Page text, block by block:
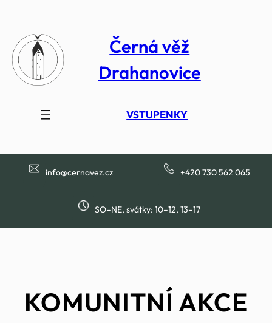
obsah
Černá věž
Drahanovice
VSTUPENKY
info@cernavez.cz +420 730 562 065
SO–NE, svátky: 10–12, 13–17
KOMUNITNÍ AKCE